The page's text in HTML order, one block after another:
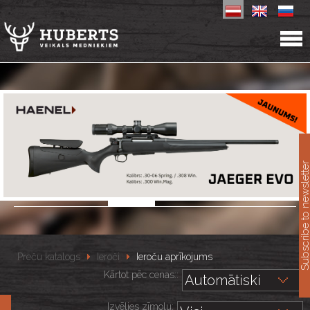
Preču katalogs Ieroči
Ieroču aprīkojums
Kārtot pēc cenas::
Izvēlies zīmolu:
Subscribe